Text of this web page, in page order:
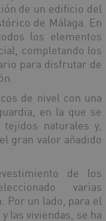
de un edificio del
de Málaga. En
los elementos
completando los
para disfrutar de
de nivel con una
en la que se
naturales y,
gran valor añadido
de los
varias
Por un lado, para el
las viviendas, se ha